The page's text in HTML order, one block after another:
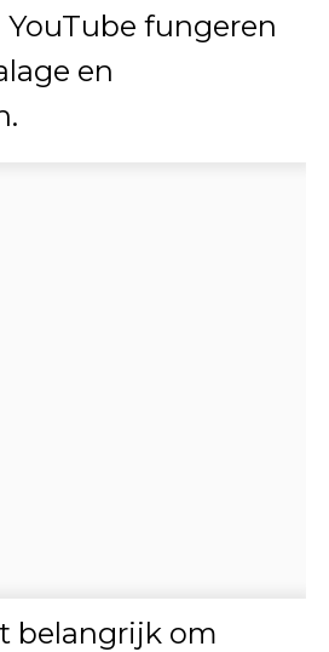
fungeren
en
belangrijk om